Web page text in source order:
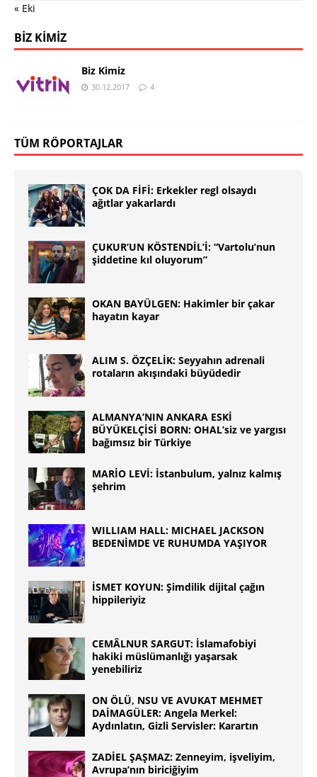
« Eki
BIZ KIMIZ
Biz Kimiz
30.12.2017 4
TÜM RÖPORTAJLAR
ÇOK DA FİFİ: Erkekler regl olsaydı
ağıtlar yakarlardı
ÇUKUR’UN KÖSTENDİL’İ: “Vartolu’nun
şiddetine kıl oluyorum”
OKAN BAYÜLGEN: Hakimler bir çakar
hayatın kayar
ALIM S. ÖZÇELİK: Seyyahın adrenali
rotaların akışındaki büyüdedir
ALMANYA’NIN ANKARA ESKİ
BÜYÜKELÇİSİ BORN: OHAL’siz ve yargısı
bağımsız bir Türkiye
MARİO LEVİ: İstanbulum, yalnız kalmış
şehrim
WILLIAM HALL: MICHAEL JACKSON
BEDENİMDE VE RUHUMDA YAŞIYOR
İSMET KOYUN: Şimdilik dijital çağın
hippileriyiz
CEMÂLNUR SARGUT: İslamafobiyi
hakiki müslümanlığı yaşarsak
yenebiliriz
ON ÖLÜ, NSU VE AVUKAT MEHMET
DAİMAGÜLER: Angela Merkel:
Aydınlatın, Gizli Servisler: Karartın
ZADİEL ŞAŞMAZ: Zenneyim, işveliyim,
Avrupa’nın biriciğiyim